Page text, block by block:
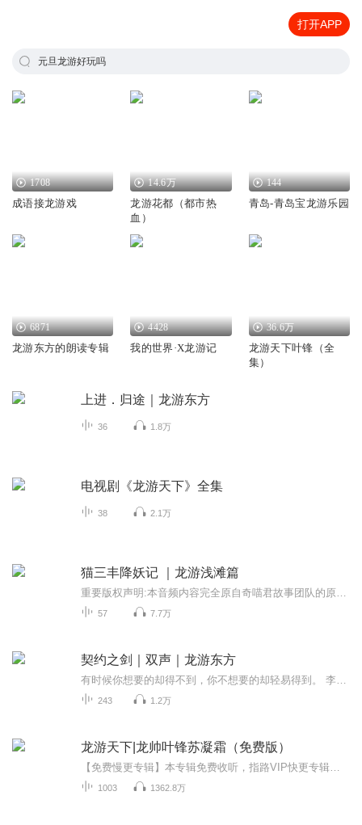
打开APP
元旦龙游好玩吗
1708
成语接龙游戏
14.6万
龙游花都（都市热
血）
144
青岛-青岛宝龙游乐园
6871
龙游东方的朗读专辑
4428
我的世界·X龙游记
36.6万
龙游天下叶锋（全
集）
上进．归途｜龙游东方
36 1.8万
电视剧《龙游天下》全集
38 2.1万
猫三丰降妖记 ｜龙游浅滩篇
57 7.7万
契约之剑｜双声｜龙游东方
243 1.2万
龙游天下|龙帅叶锋苏凝霜（免费版）
1003 1362.8万